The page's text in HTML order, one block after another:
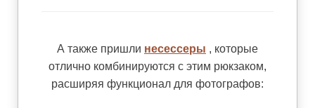
А также пришли несессеры , которые
отлично комбинируются с этим рюкзаком,
расширяя функционал для фотографов: